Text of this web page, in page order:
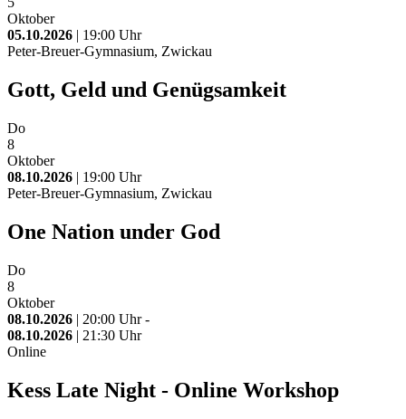
Oktober
05.10.2026 | 19:00 Uhr
Peter-Breuer-Gymnasium, Zwickau
Gott, Geld und Genügsamkeit
Do
8
Oktober
08.10.2026 | 19:00 Uhr
Peter-Breuer-Gymnasium, Zwickau
One Nation under God
Do
8
Oktober
08.10.2026 | 20:00 Uhr -
08.10.2026 | 21:30 Uhr
Online
Kess Late Night - Online Workshop